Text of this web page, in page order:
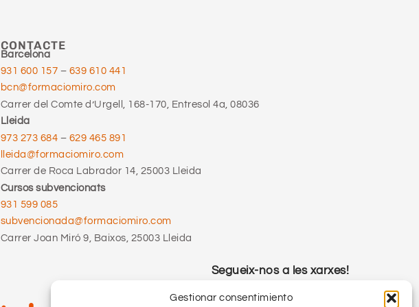
Gestionar consentimiento
CONTACTE
Barcelona
931 600 157 – 639 610 441
bcn@formaciomiro.com
Carrer del Comte d’Urgell, 168-170, Entresol 4a, 08036
Lleida
973 273 684 – 629 465 891
lleida@formaciomiro.com
Carrer de Roca Labrador 14, 25003 Lleida
Cursos subvencionats
931 599 085
subvencionada@formaciomiro.com
Carrer Joan Miró 9, Baixos, 25003 Lleida
Segueix-nos a les xarxes!